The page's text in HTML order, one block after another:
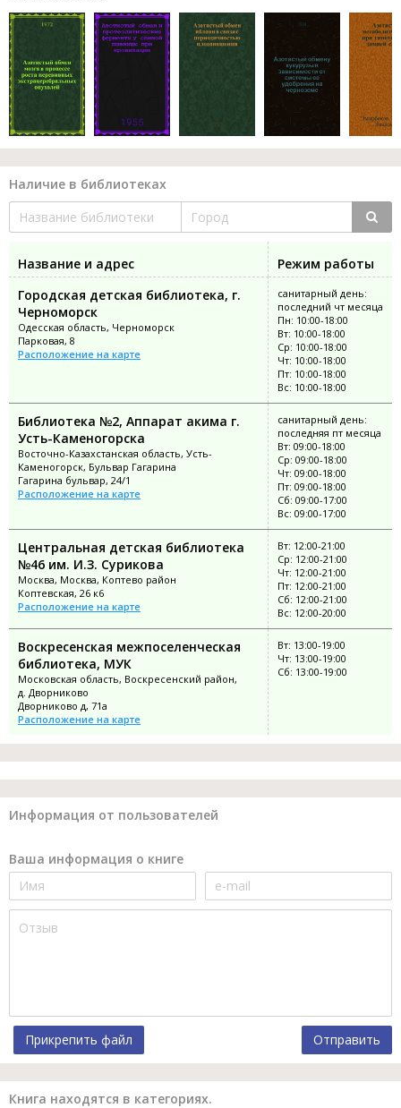
Наличие в библиотеках
Название и адрес
Режим работы
Городская детская библиотека, г.
Черноморск
Одесская область, Черноморск
Парковая, 8
Расположение на карте
санитарный день:
последний чт месяца
Пн: 10:00-18:00
Вт: 10:00-18:00
Ср: 10:00-18:00
Чт: 10:00-18:00
Пт: 10:00-18:00
Вс: 10:00-18:00
Библиотека №2, Аппарат акима г.
Усть-Каменогорска
Восточно-Казахстанская область, Усть-
Каменогорск, Бульвар Гагарина
Гагарина бульвар, 24/1
Расположение на карте
санитарный день:
последняя пт месяца
Вт: 09:00-18:00
Ср: 09:00-18:00
Чт: 09:00-18:00
Пт: 09:00-18:00
Сб: 09:00-17:00
Вс: 09:00-17:00
Центральная детская библиотека
№46 им. И.З. Сурикова
Москва, Москва, Коптево район
Коптевская, 26 к6
Расположение на карте
Вт: 12:00-21:00
Ср: 12:00-21:00
Чт: 12:00-21:00
Пт: 12:00-21:00
Сб: 12:00-21:00
Вс: 12:00-20:00
Воскресенская межпоселенческая
библиотека, МУК
Московская область, Воскресенский район,
д. Дворниково
Дворниково д, 71а
Расположение на карте
Вт: 13:00-19:00
Чт: 13:00-19:00
Сб: 13:00-19:00
Информация от пользователей
Ваша информация о книге
Прикрепить файл Отправить
Книга находятся в категориях.